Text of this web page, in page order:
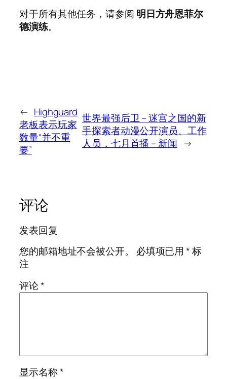
对于所有其他任务，请参阅 明日方舟恩菲尔
德演练。
← Highguard
老板表示玩家
数量“并不重
要”
世界最强后卫 – 迷宫之国的新
手探索者动漫公开演员、工作
人员，七月首播 – 新闻 →
评论
发表回复
您的邮箱地址不会被公开。
必填项已用*标
注
评论*
显示名称*